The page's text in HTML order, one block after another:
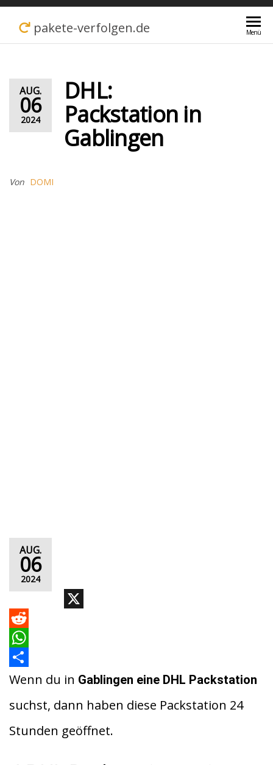
Zum
Inhalt
pakete-verfolgen.de Menü
AUG.
06
2024
DHL:
Packstation in
Gablingen
Von DOMI
AUG.
06
2024
X
R
e
d
t
W
h
s
T
l
Wenn du in Gablingen eine DHL Packstation
suchst, dann haben diese Packstation 24
Stunden geöffnet.